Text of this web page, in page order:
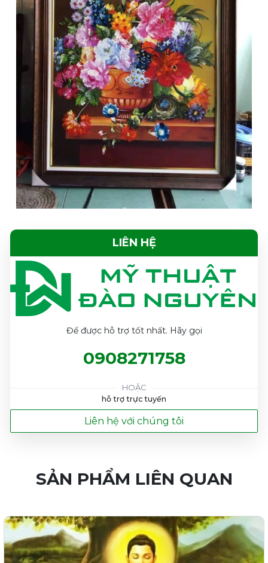
LIÊN HỆ
Để được hỗ trợ tốt nhất. Hãy gọi
0908271758
HOẶC
hỗ trợ trực tuyến
Liên hệ với chúng tôi
SẢN PHẨM LIÊN QUAN